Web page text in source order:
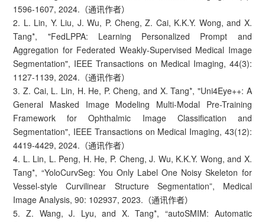
1596-1607, 2024.（通讯作者）
2. L. Lin, Y. Liu, J. Wu, P. Cheng, Z. Cai, K.K.Y. Wong, and X.
Tang*, "FedLPPA: Learning Personalized Prompt and
Aggregation for Federated Weakly-Supervised Medical Image
Segmentation", IEEE Transactions on Medical Imaging, 44(3):
1127-1139, 2024.（通讯作者）
3. Z. Cai, L. Lin, H. He, P. Cheng, and X. Tang*, "Uni4Eye++: A
General Masked Image Modeling Multi-Modal Pre-Training
Framework for Ophthalmic Image Classification and
Segmentation", IEEE Transactions on Medical Imaging, 43(12):
4419-4429, 2024.（通讯作者）
4. L. Lin, L. Peng, H. He, P. Cheng, J. Wu, K.K.Y. Wong, and X.
Tang*, “YoloCurvSeg: You Only Label One Noisy Skeleton for
Vessel-style Curvilinear Structure Segmentation”, Medical
Image Analysis, 90: 102937, 2023.（通讯作者）
5. Z. Wang, J. Lyu, and X. Tang*, “autoSMIM: Automatic